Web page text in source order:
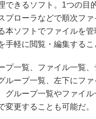
できるソフト。1つの目
プローラなどで順次フ
本ソフトでファイルを
手軽に閲覧・編集するこ
一覧、ファイル一覧
ループ一覧、左下にフ
グループ一覧やファイ
変更することも可能だ。